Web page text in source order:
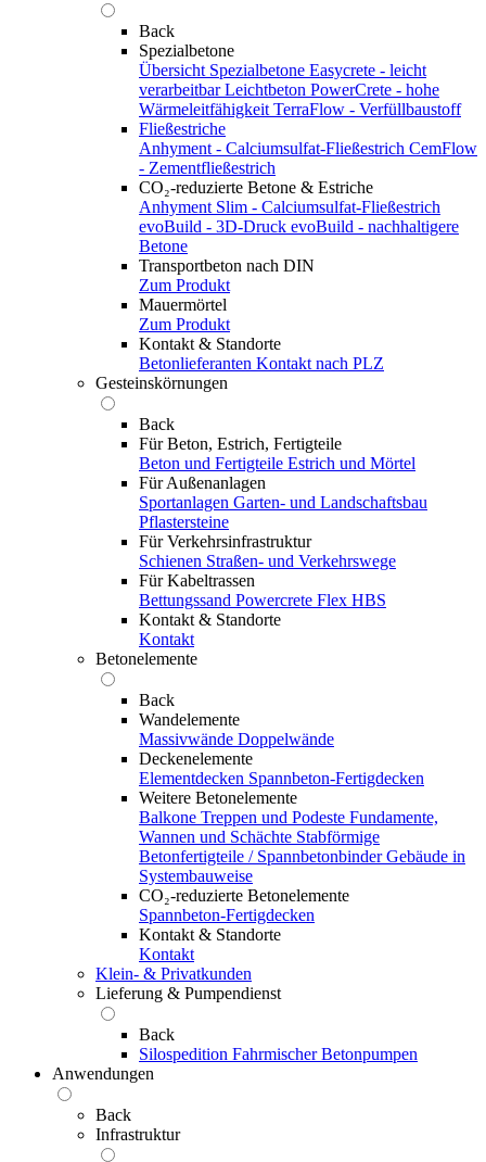
Back
Spezialbetone
Übersicht Spezialbetone Easycrete - leicht
verarbeitbar Leichtbeton PowerCrete - hohe
Wärmeleitfähigkeit TerraFlow - Verfüllbaustoff
Fließestriche
Anhyment - Calciumsulfat-Fließestrich CemFlow
- Zementfließestrich
CO₂-reduzierte Betone & Estriche
Anhyment Slim - Calciumsulfat-Fließestrich
evoBuild - 3D-Druck evoBuild - nachhaltigere
Betone
Transportbeton nach DIN
Zum Produkt
Mauermörtel
Zum Produkt
Kontakt & Standorte
Betonlieferanten Kontakt nach PLZ
Gesteinskörnungen
Back
Für Beton, Estrich, Fertigteile
Beton und Fertigteile Estrich und Mörtel
Für Außenanlagen
Sportanlagen Garten- und Landschaftsbau
Pflastersteine
Für Verkehrsinfrastruktur
Schienen Straßen- und Verkehrswege
Für Kabeltrassen
Bettungssand Powercrete Flex HBS
Kontakt & Standorte
Kontakt
Betonelemente
Back
Wandelemente
Massivwände Doppelwände
Deckenelemente
Elementdecken Spannbeton-Fertigdecken
Weitere Betonelemente
Balkone Treppen und Podeste Fundamente,
Wannen und Schächte Stabförmige
Betonfertigteile / Spannbetonbinder Gebäude in
Systembauweise
CO₂-reduzierte Betonelemente
Spannbeton-Fertigdecken
Kontakt & Standorte
Kontakt
Klein- & Privatkunden
Lieferung & Pumpendienst
Back
Silospedition Fahrmischer Betonpumpen
Anwendungen
Back
Infrastruktur